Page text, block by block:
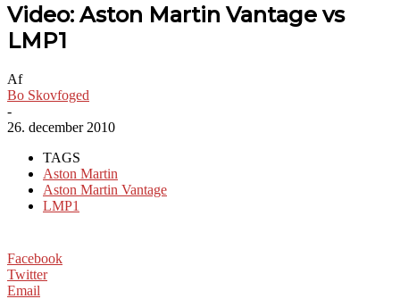
Video: Aston Martin Vantage vs
LMP1
Af
Bo Skovfoged
-
26. december 2010
TAGS
Aston Martin
Aston Martin Vantage
LMP1
Facebook
Twitter
Email